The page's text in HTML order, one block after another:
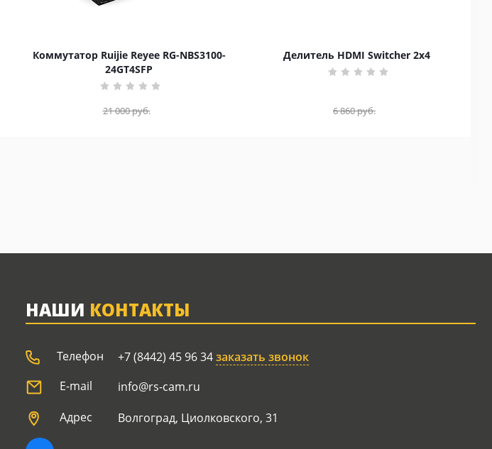
Коммутатор Ruijie Reyee RG-NBS3100-
24GT4SFP
21 000руб.
Делитель HDMI Switcher 2x4
6 860руб.
НАШИ КОНТАКТЫ
Телефон +7 (8442) 45 96 34заказать звонок
E-mail
info@rs-cam.ru
Адрес
Волгоград, Циолковского, 31